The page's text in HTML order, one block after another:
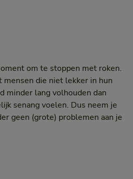
om te stoppen met roken.
mensen die niet lekker in hun
minder lang volhouden dan
senang voelen. Dus neem je
geen (grote) problemen aan je